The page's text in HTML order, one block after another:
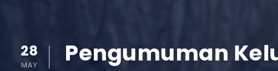
28
MAY Pengumuman